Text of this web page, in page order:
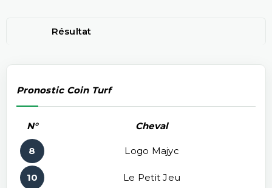
Résultat
Pronostic Coin Turf
N° Cheval
8 Logo Majyc
10 Le Petit Jeu